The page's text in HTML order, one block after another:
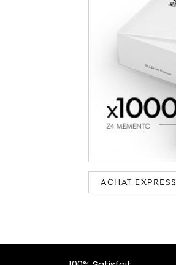
ACHAT EXPRESS